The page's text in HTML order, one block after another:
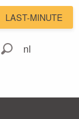
nl
LAST-MINUTE